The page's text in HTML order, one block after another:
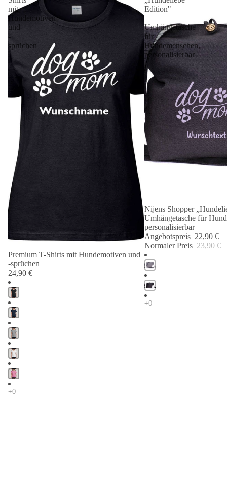
mit
Hundemotiven
und
-
sprüchen
Premium T-Shirts mit Hundemotiven und
-sprüchen
24,90 €
Edition"
–
Umhängetasche
für
Hundemenschen,
personalisierbar
Angebot 🐾
Nijens Shopper
Umhängetasche für
personalisierbar
Angebotspreis 22,90 €
Normaler Preis 23,90 €